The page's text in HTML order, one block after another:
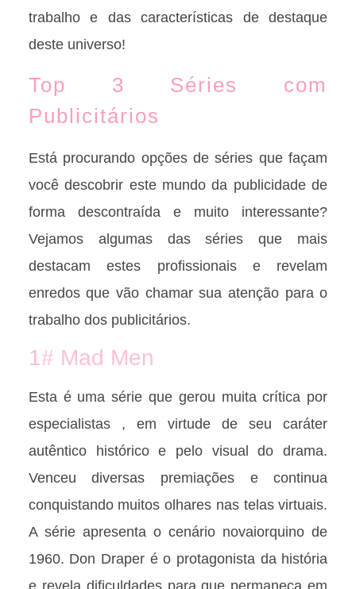
trabalho e das características de destaque
deste universo!
Top 3 Séries com
Publicitários
Está procurando opções de séries que façam
você descobrir este mundo da publicidade de
forma descontraída e muito interessante?
Vejamos algumas das séries que mais
destacam estes profissionais e revelam
enredos que vão chamar sua atenção para o
trabalho dos publicitários.
1# Mad Men
Esta é uma série que gerou muita crítica por
especialistas , em virtude de seu caráter
autêntico histórico e pelo visual do drama.
Venceu diversas premiações e continua
conquistando muitos olhares nas telas virtuais.
A série apresenta o cenário novaiorquino de
1960. Don Draper é o protagonista da história